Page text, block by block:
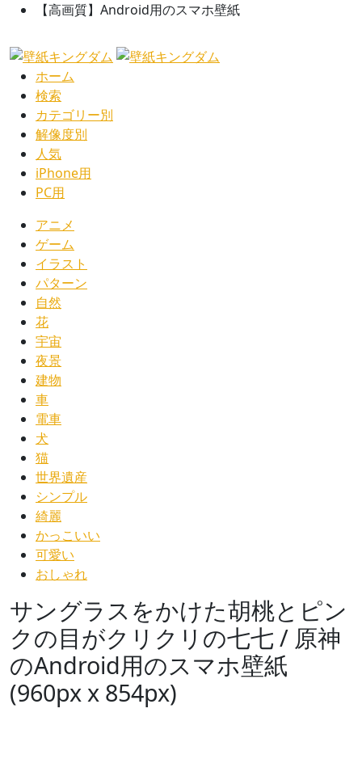
【高画質】Android用のスマホ壁紙
ホーム
検索
カテゴリー別
解像度別
人気
iPhone用
PC用
アニメ
ゲーム
イラスト
パターン
自然
花
宇宙
夜景
建物
車
電車
犬
猫
世界遺産
シンプル
綺麗
かっこいい
可愛い
おしゃれ
サングラスをかけた胡桃とピン
クの目がクリクリの七七 / 原神
のAndroid用のスマホ壁紙
(960px x 854px)